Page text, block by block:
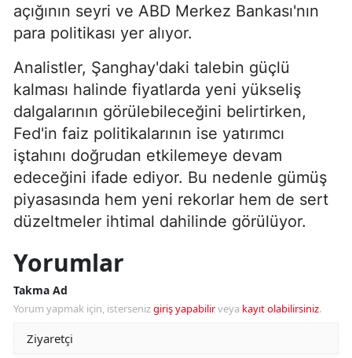
açığının seyri ve ABD Merkez Bankası'nın
para politikası yer alıyor.
Analistler, Şanghay'daki talebin güçlü
kalması halinde fiyatlarda yeni yükseliş
dalgalarının görülebileceğini belirtirken,
Fed'in faiz politikalarının ise yatırımcı
iştahını doğrudan etkilemeye devam
edeceğini ifade ediyor. Bu nedenle gümüş
piyasasında hem yeni rekorlar hem de sert
düzeltmeler ihtimal dahilinde görülüyor.
Yorumlar
Takma Ad
Yorum yapmak için, istersenizgiriş yapabilirveya kayıt olabilirsiniz.